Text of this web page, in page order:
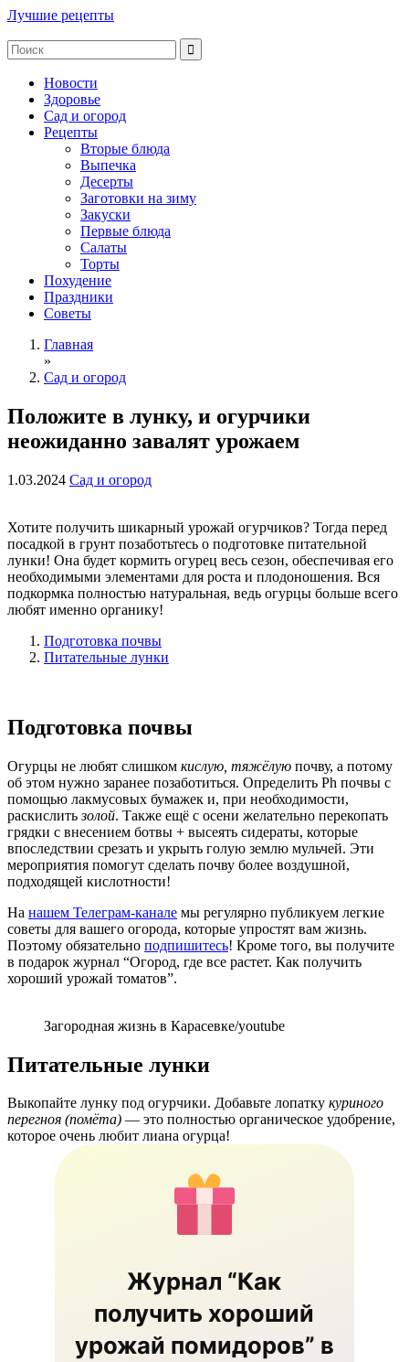
Лучшие рецепты
Новости
Здоровье
Сад и огород
Рецепты
Вторые блюда
Выпечка
Десерты
Заготовки на зиму
Закуски
Первые блюда
Салаты
Торты
Похудение
Праздники
Советы
Главная
»
Сад и огород
Положите в лунку, и огурчики
неожиданно завалят урожаем
1.03.2024 Сад и огород
Хотите получить шикарный урожай огурчиков? Тогда перед
посадкой в грунт позаботьтесь о подготовке питательной
лунки! Она будет кормить огурец весь сезон, обеспечивая его
необходимыми элементами для роста и плодоношения. Вся
подкормка полностью натуральная, ведь огурцы больше всего
любят именно органику!
Подготовка почвы
Питательные лунки
Подготовка почвы
Огурцы не любят слишком кислую, тяжёлую почву, а потому
об этом нужно заранее позаботиться. Определить Ph почвы с
помощью лакмусовых бумажек и, при необходимости,
раскислитьзолой. Также ещё с осени желательно перекопать
грядки с внесением ботвы + высеять сидераты, которые
впоследствии срезать и укрыть голую землю мульчей. Эти
мероприятия помогут сделать почву более воздушной,
подходящей кислотности!
На нашем Телеграм-канале мы регулярно публикуем легкие
советы для вашего огорода, которые упростят вам жизнь.
Поэтому обязательно подпишитесь! Кроме того, вы получите
в подарок журнал “Огород, где все растет. Как получить
хороший урожай томатов”.
Загородная жизнь в Карасевке/youtube
Питательные лунки
Выкопайте лунку под огурчики. Добавьте лопатку куриного
перегноя (помёта) — это полностью органическое удобрение,
которое очень любит лиана огурца!
Журнал “Как
получить хороший
урожай помидоров” в